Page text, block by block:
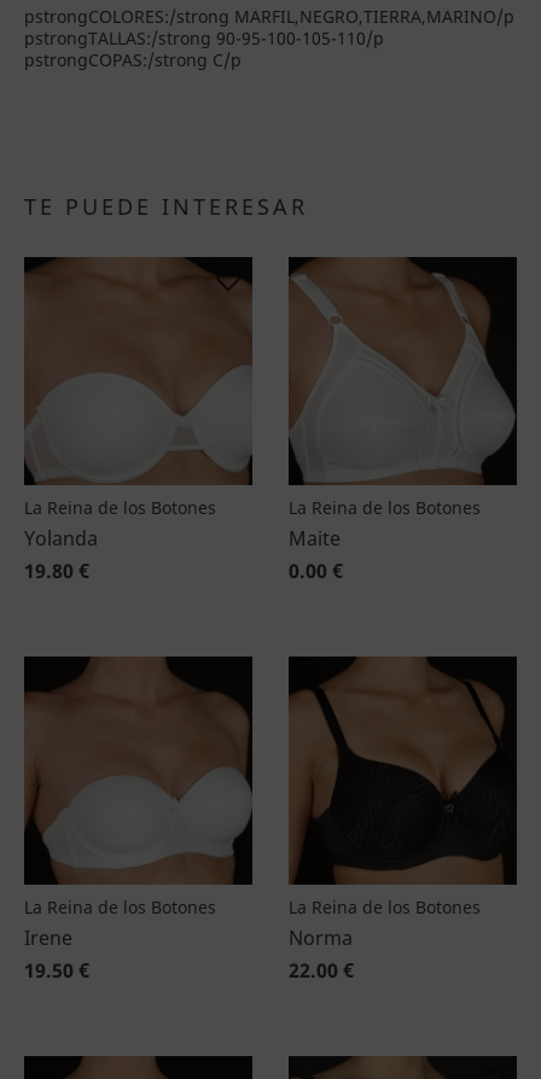
pstrongCOLORES:/strong MARFIL,NEGRO,TIERRA,MARINO/p
pstrongTALLAS:/strong 90-95-100-105-110/p
pstrongCOPAS:/strong C/p
TE PUEDE INTERESAR
La Reina de los Botones
Yolanda
19.80 €
La Reina de los Botones
Maite
0.00 €
La Reina de los Botones
Irene
19.50 €
La Reina de los Botones
Norma
22.00 €